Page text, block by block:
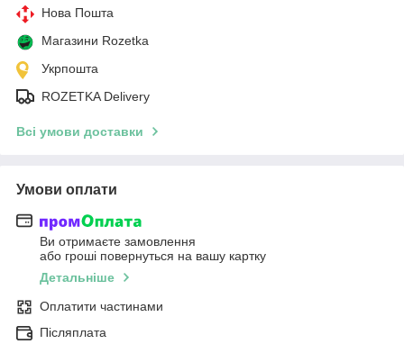
Нова Пошта
Магазини Rozetka
Укрпошта
ROZETKA Delivery
Всі умови доставки
Умови оплати
Ви отримаєте замовлення
або гроші повернуться на вашу картку
Детальніше
Оплатити частинами
Післяплата